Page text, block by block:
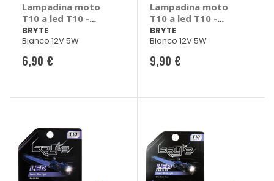
Lampadina moto
T10 a led T10 -
BRYTE
BRYTE
Bianco 12V 5W
6,90 €
Lampadina moto
T10 a led T10 -
BRYTE
BRYTE
Bianco 12V 5W
9,90 €